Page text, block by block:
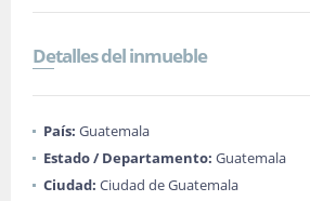
Detalles del inmueble
País: Guatemala
Estado / Departamento: Guatemala
Ciudad: Ciudad de Guatemala